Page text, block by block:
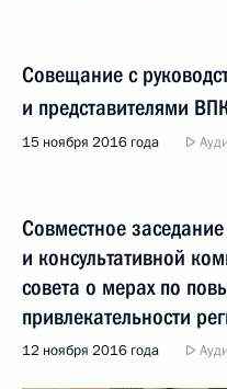
Совещание с
и представителями
15 ноября 2016 года
Совместное
и консультативной
совета о мерах по
привлекательности
12 ноября 2016 года